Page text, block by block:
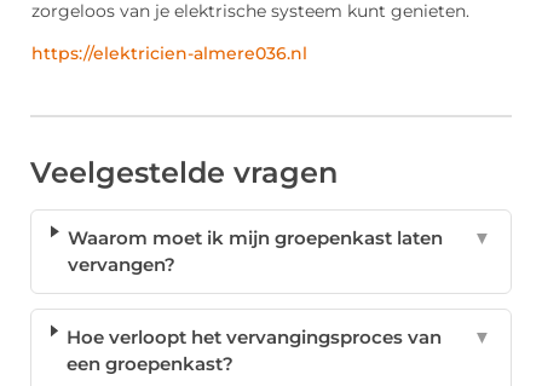
zorgeloos van je elektrische systeem kunt genieten.
https://elektricien-almere036.nl
Veelgestelde vragen
Waarom moet ik mijn groepenkast laten
vervangen?
▼
Hoe verloopt het vervangingsproces van
een groepenkast?
▼